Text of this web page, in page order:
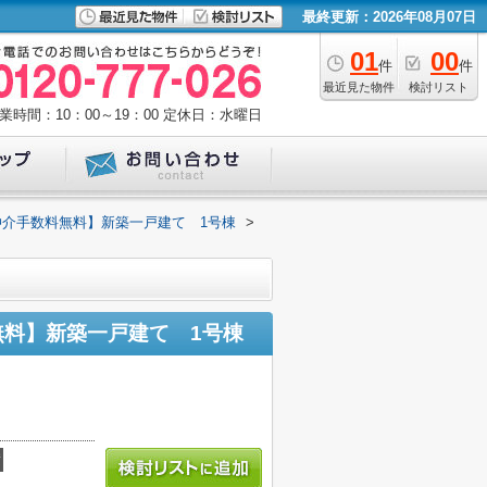
最終更新：2026年08月07日
01件
最近見た物件
00件
検討リスト
時間：10：00～19：00 定休日：水曜日
介手数料無料】新築一戸建て 1号棟 >
料】新築一戸建て 1号棟